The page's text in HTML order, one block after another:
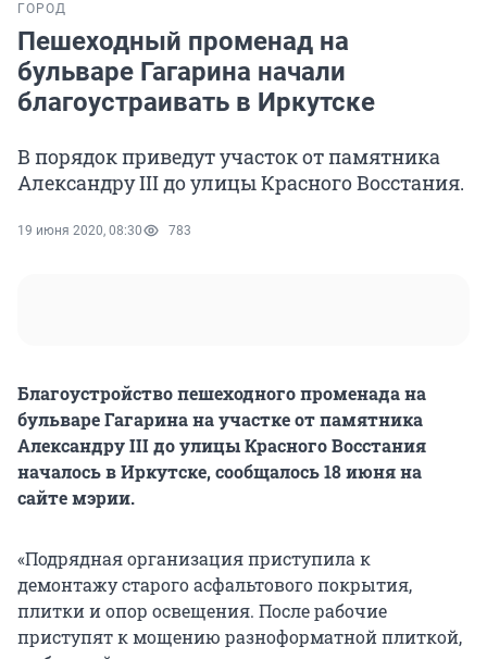
ГОРОД
Пешеходный променад на
бульваре Гагарина начали
благоустраивать в Иркутске
В порядок приведут участок от памятника
Александру III до улицы Красного Восстания.
19 июня 2020, 08:30 783
Благоустройство пешеходного променада на
бульваре Гагарина на участке от памятника
Александру III до улицы Красного Восстания
началось в Иркутске, сообщалось 18 июня на
сайте мэрии.
«Подрядная организация приступила к
демонтажу старого асфальтового покрытия,
плитки и опор освещения. После рабочие
приступят к мощению разноформатной плиткой,